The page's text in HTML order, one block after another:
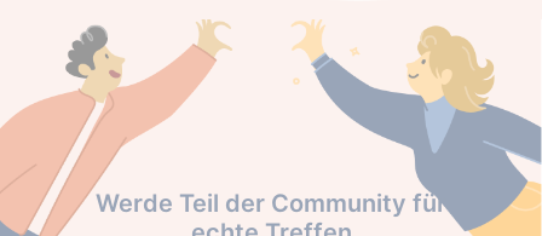
Werde Teil der Community für